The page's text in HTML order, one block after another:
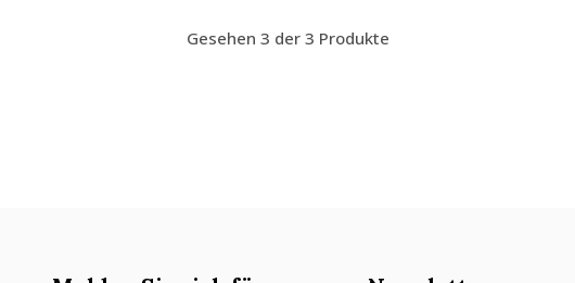
Gesehen 3 der 3 Produkte